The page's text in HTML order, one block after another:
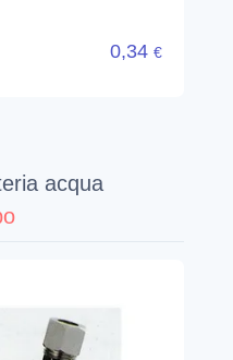
0,34 €
acqua